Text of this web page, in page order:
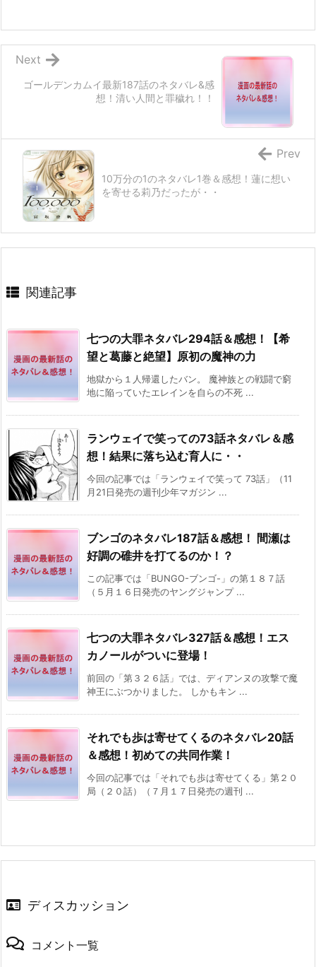
ゴールデンカムイ最新187話のネタバレ&感
想！清い人間と罪穢れ！！
Next
10万分の1のネタバレ1巻＆感想！蓮に想い
を寄せる莉乃だったが・・
Prev
関連記事
七つの大罪ネタバレ294話＆感想！【希
望と葛藤と絶望】原初の魔神の力
地獄から１人帰還したバン。 魔神族との戦闘で窮
地に陥っていたエレインを自らの不死 ...
ランウェイで笑っての73話ネタバレ＆感
想！結果に落ち込む育人に・・
今回の記事では「ランウェイで笑って 73話」（11
月21日発売の週刊少年マガジン ...
ブンゴのネタバレ187話＆感想！ 間瀬は
好調の碓井を打てるのか！？
この記事では「BUNGO-ブンゴ-」の第１８７話
（５月１６日発売のヤングジャンプ ...
七つの大罪ネタバレ327話＆感想！エス
カノールがついに登場！
前回の「第３２６話」では、ディアンヌの攻撃で魔
神王にぶつかりました。 しかもキン ...
それでも歩は寄せてくるのネタバレ20話
＆感想！初めての共同作業！
今回の記事では「それでも歩は寄せてくる」第２０
局（２０話）（７月１７日発売の週刊 ...
ディスカッション
コメント一覧